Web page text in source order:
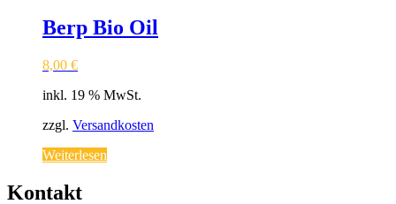
Berp Bio Oil
8,00 €
inkl. 19 % MwSt.
zzgl. Versandkosten
Weiterlesen
Kontakt